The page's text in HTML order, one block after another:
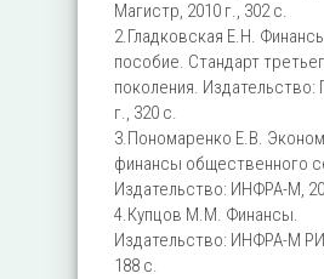
Магистр, 2010 г., 302 с.
2.Гладковская Е.Н.
пособие. Стандарт
поколения. Издательство:
г., 320 с.
3.Пономаренко Е.В.
финансы общественного
Издательство: ИНФРА-М,
4.Купцов М.М. Финансы.
Издательство: ИНФРА-М
188 с.